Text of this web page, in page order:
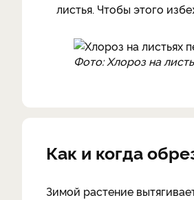
листья. Чтобы этого
Фото: Хлороз на
Как и когда
Зимой растение